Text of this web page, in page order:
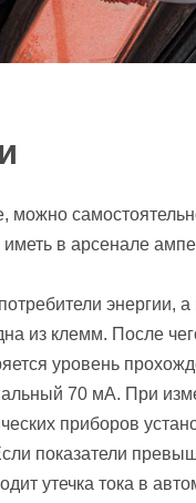
можно
в арсенале
энергии, а
из клемм. После
уровень
70 мА. При
приборов
показатели
утечка тока в